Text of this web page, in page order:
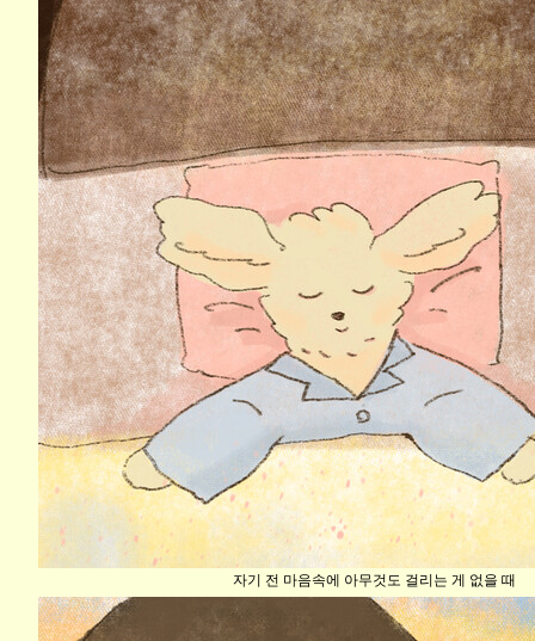
자기 전 마음속에 아무것도 걸리는 게 없을 때